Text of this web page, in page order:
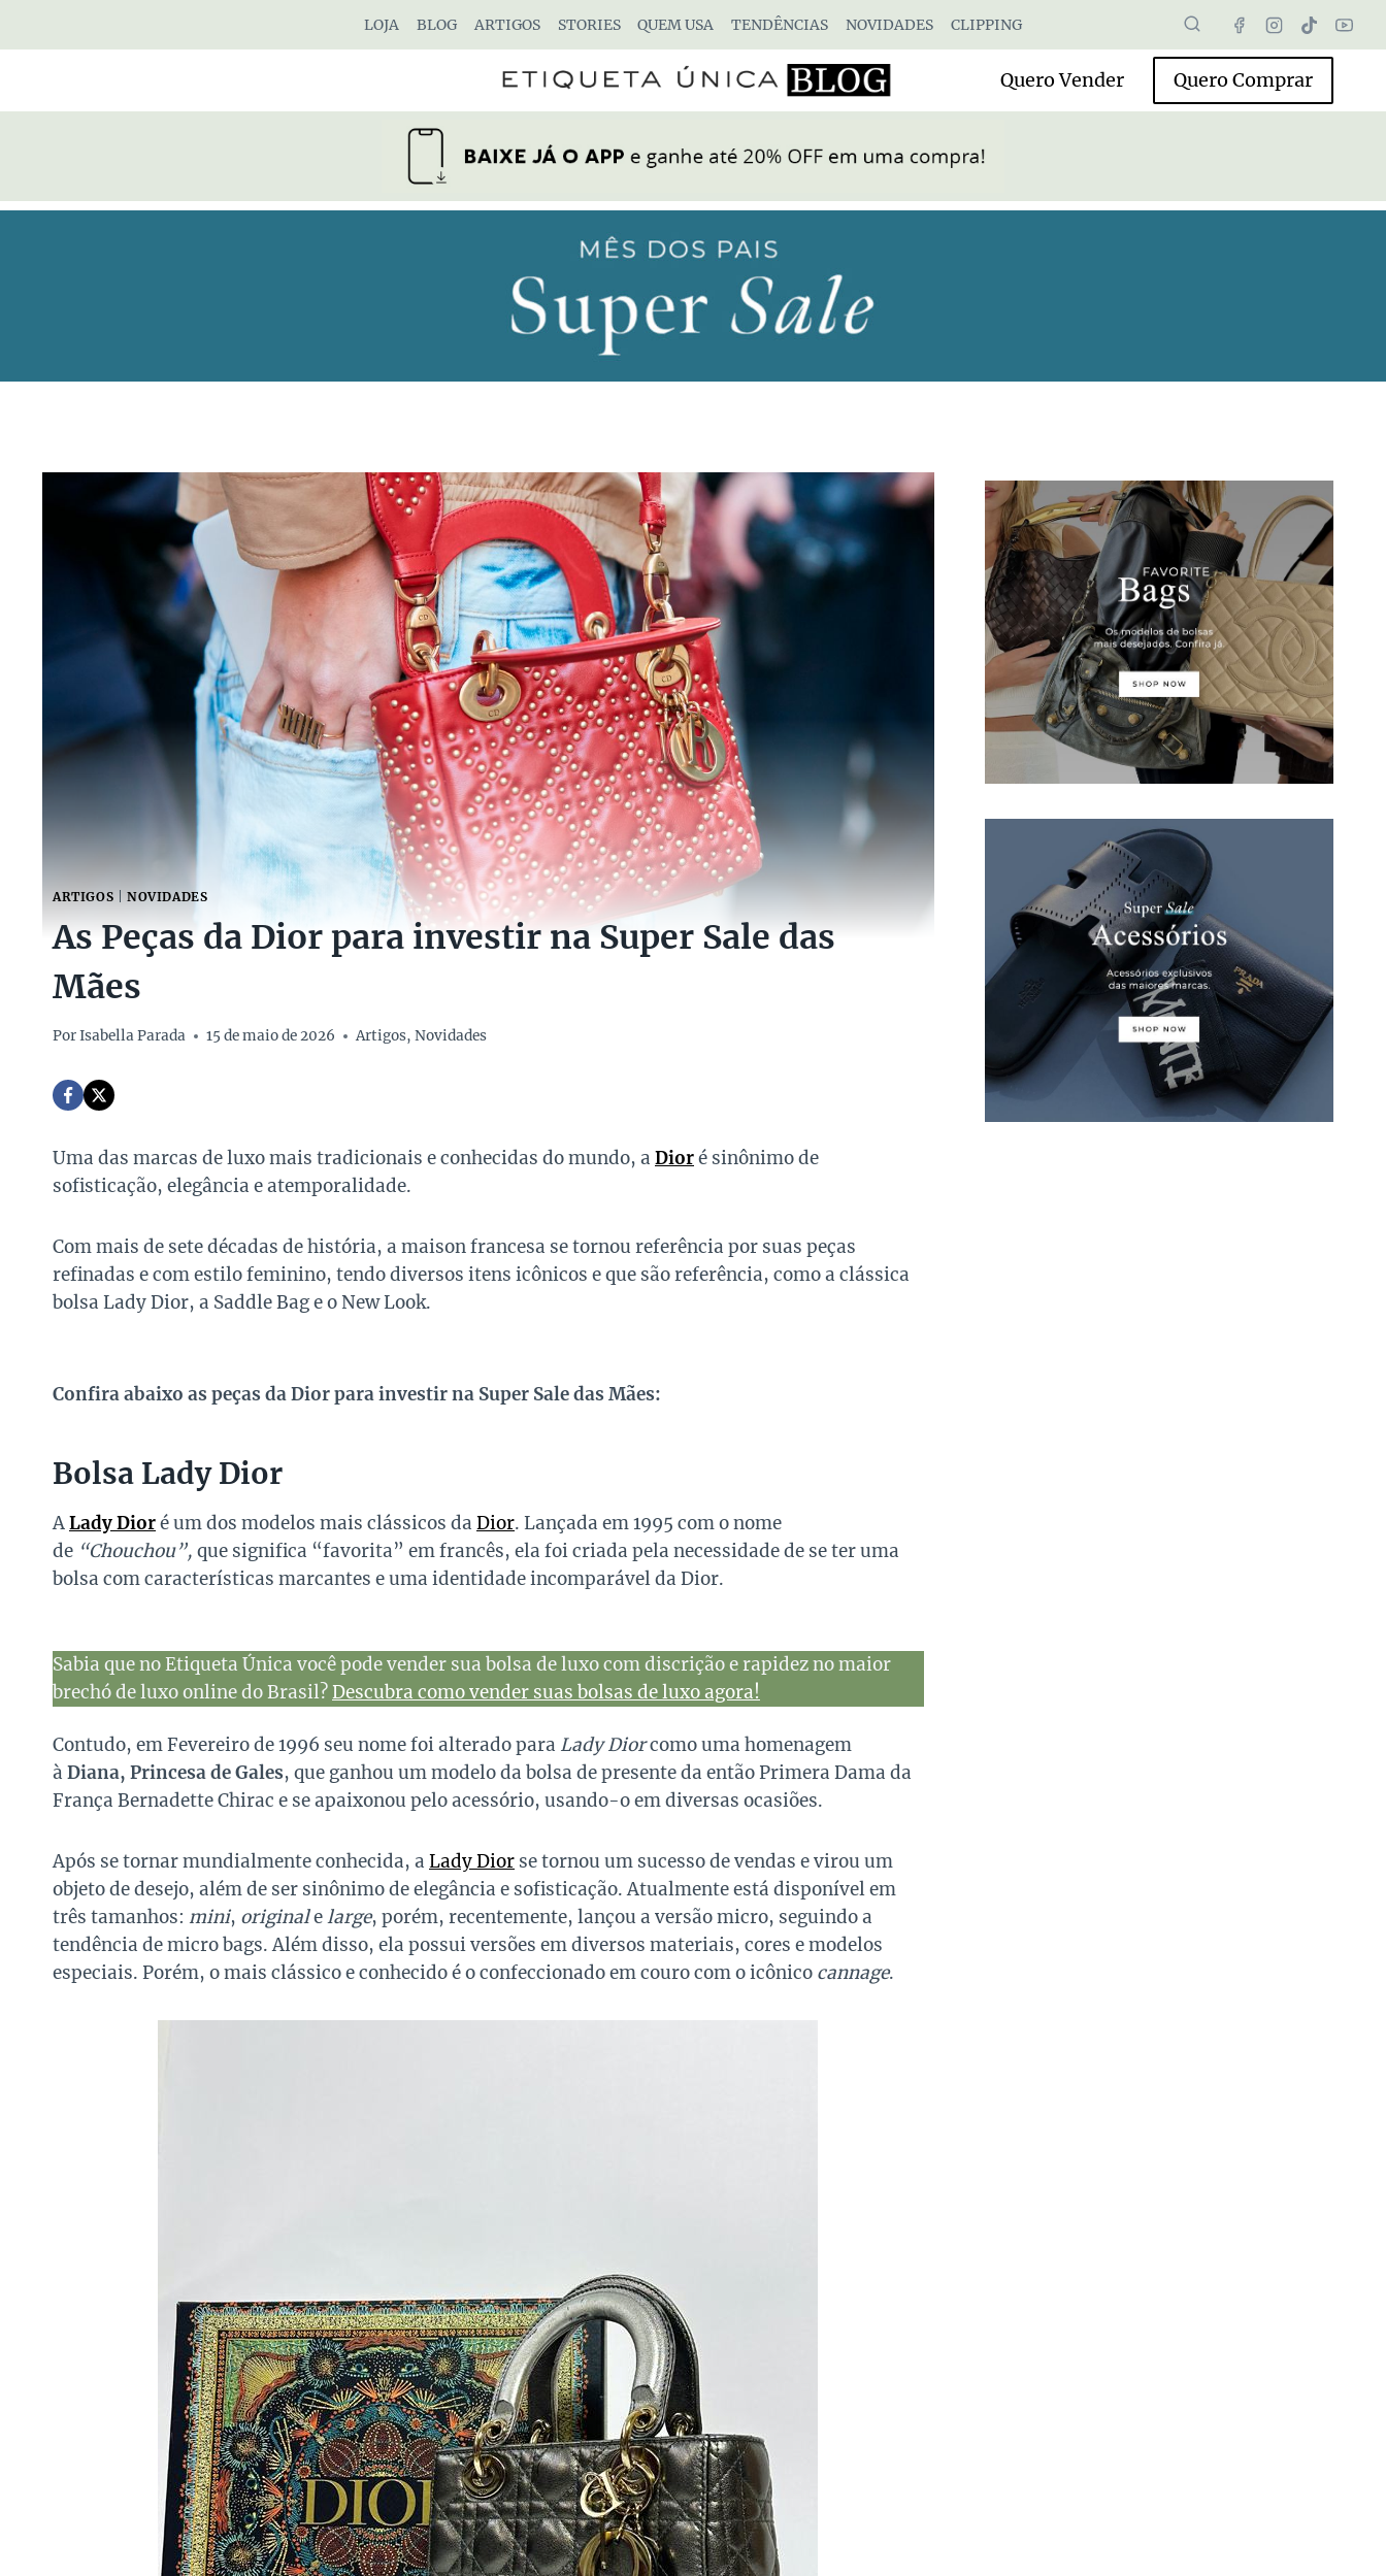
LOJA BLOG ARTIGOS STORIES QUEM USA TENDÊNCIAS NOVIDADES CLIPPING
Quero Vender Quero Comprar
ARTIGOS NOVIDADES
As Peças da Dior para investir na Super Sale das
Mães
PorIsabella Parada 15 de maio de 2026 Artigos,Novidades
Uma das marcas de luxo mais tradicionais e conhecidas do mundo, a Dioré sinônimo de
sofisticação, elegância e atemporalidade.
Com mais de sete décadas de história, a maison francesa se tornou referência por suas peças
refinadas e com estilo feminino, tendo diversos itens icônicos e que são referência, como a clássica
bolsa Lady Dior, a Saddle Bag e o New Look.
Confira abaixo as peças da Dior para investir na Super Sale das Mães:
Bolsa Lady Dior
ALady Dioré um dos modelos mais clássicos da Dior. Lançada em 1995 com o nome
de “Chouchou”, que significa “favorita” em francês, ela foi criada pela necessidade de se ter uma
bolsa com características marcantes e uma identidade incomparável da Dior.
Sabia que no Etiqueta Única você pode vender sua bolsa de luxo com discrição e rapidez no maior
brechó de luxo online do Brasil?Descubra como vender suas bolsas de luxo agora!
Contudo, em Fevereiro de 1996 seu nome foi alterado para Lady Diorcomo uma homenagem
à Diana, Princesa de Gales, que ganhou um modelo da bolsa de presente da então Primera Dama da
França Bernadette Chirac e se apaixonou pelo acessório, usando-o em diversas ocasiões.
Após se tornar mundialmente conhecida, a Lady Dior se tornou um sucesso de vendas e virou um
objeto de desejo, além de ser sinônimo de elegância e sofisticação. Atualmente está disponível em
três tamanhos: mini, originalelarge, porém, recentemente, lançou a versão micro, seguindo a
tendência de micro bags. Além disso, ela possui versões em diversos materiais, cores e modelos
especiais. Porém, o mais clássico e conhecido é o confeccionado em couro com o icônico cannage.